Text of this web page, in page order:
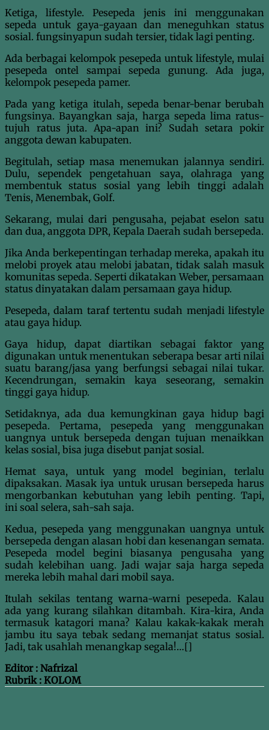
Ketiga, lifestyle. Pesepeda jenis ini menggunakan
sepeda untuk gaya-gayaan dan meneguhkan status
sosial. fungsinyapun sudah tersier, tidak lagi penting.
Ada berbagai kelompok pesepeda untuk lifestyle, mulai
pesepeda ontel sampai sepeda gunung. Ada juga,
kelompok pesepeda pamer.
Pada yang ketiga itulah, sepeda benar-benar berubah
fungsinya. Bayangkan saja, harga sepeda lima ratus-
tujuh ratus juta. Apa-apan ini? Sudah setara pokir
anggota dewan kabupaten.
Begitulah, setiap masa menemukan jalannya sendiri.
Dulu, sependek pengetahuan saya, olahraga yang
membentuk status sosial yang lebih tinggi adalah
Tenis, Menembak, Golf.
Sekarang, mulai dari pengusaha, pejabat eselon satu
dan dua, anggota DPR, Kepala Daerah sudah bersepeda.
Jika Anda berkepentingan terhadap mereka, apakah itu
melobi proyek atau melobi jabatan, tidak salah masuk
komunitas sepeda. Seperti dikatakan Weber, persamaan
status dinyatakan dalam persamaan gaya hidup.
Pesepeda, dalam taraf tertentu sudah menjadi lifestyle
atau gaya hidup.
Gaya hidup, dapat diartikan sebagai faktor yang
digunakan untuk menentukan seberapa besar arti nilai
suatu barang/jasa yang berfungsi sebagai nilai tukar.
Kecendrungan, semakin kaya seseorang, semakin
tinggi gaya hidup.
Setidaknya, ada dua kemungkinan gaya hidup bagi
pesepeda. Pertama, pesepeda yang menggunakan
uangnya untuk bersepeda dengan tujuan menaikkan
kelas sosial, bisa juga disebut panjat sosial.
Hemat saya, untuk yang model beginian, terlalu
dipaksakan. Masak iya untuk urusan bersepeda harus
mengorbankan kebutuhan yang lebih penting. Tapi,
ini soal selera, sah-sah saja.
Kedua, pesepeda yang menggunakan uangnya untuk
bersepeda dengan alasan hobi dan kesenangan semata.
Pesepeda model begini biasanya pengusaha yang
sudah kelebihan uang. Jadi wajar saja harga sepeda
mereka lebih mahal dari mobil saya.
Itulah sekilas tentang warna-warni pesepeda. Kalau
ada yang kurang silahkan ditambah. Kira-kira, Anda
termasuk katagori mana? Kalau kakak-kakak merah
jambu itu saya tebak sedang memanjat status sosial.
Jadi, tak usahlah menangkap segala!…[]
Editor : Nafrizal
Rubrik : KOLOM